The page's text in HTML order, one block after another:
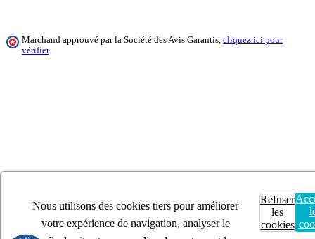
Marchand approuvé par la Société des Avis Garantis, cliquez ici pour
vérifier.
Nous utilisons des cookies tiers pour améliorer
votre expérience de navigation, analyser le
Refuser
les
cookies